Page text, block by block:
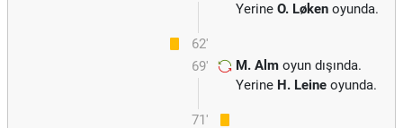
Yerine O. Løken oyunda.
62'
69'
M. Alm oyun dışında.
Yerine H. Leine oyunda.
71'